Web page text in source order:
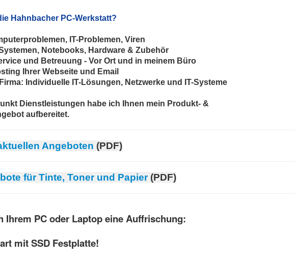
Hahnbacher PC-Werkstatt?
IT-Problemen, Viren
Notebooks, Hardware & Zubehör
und Betreuung - Vor Ort und in meinem Büro
Ihrer Webseite und Email
Individuelle IT-Lösungen, Netzwerke und IT-Systeme
Dienstleistungen habe ich Ihnen mein Produkt- &
aufbereitet.
Angeboten (PDF)
für Tinte, Toner und Papier(PDF)
Ihrem PC oder Laptop eine Auffrischung:
mit SSD Festplatte!